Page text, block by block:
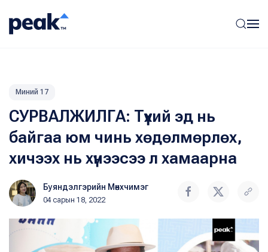
Миний 17
СУРВАЛЖИЛГА: Түүхий эд нь
байгаа юм чинь хөдөлмөрлөх,
хичээх нь хүнээсээ л хамаарна
Буяндэлгэрийн Мөнхчимэг
04 сарын 18, 2022